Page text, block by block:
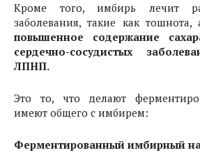
Кроме того, имбирь лечит
заболевания, такие как
повышенное содержание
сердечно-сосудистых
ЛПНП.
Это то, что делают
имеют общего с имбирем:
Ферментированный имбирный